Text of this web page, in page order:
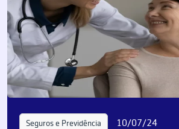
Seguros e Previdência 10/07/24